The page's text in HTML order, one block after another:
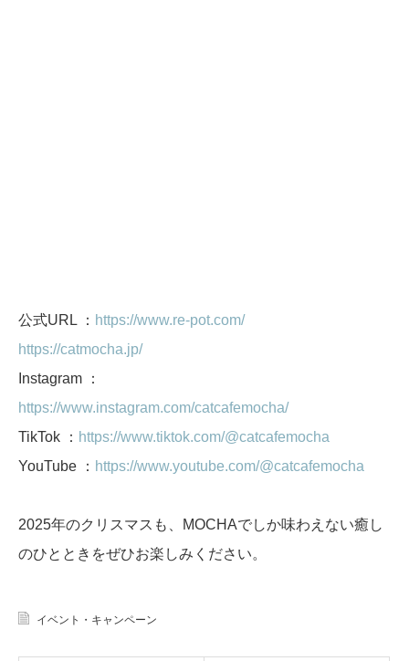
公式URL ： https://www.re-pot.com/
https://catmocha.jp/
Instagram ：
https://www.instagram.com/catcafemocha/
TikTok ： https://www.tiktok.com/@catcafemocha
YouTube ： https://www.youtube.com/@catcafemocha
2025年のクリスマスも、MOCHAでしか味わえない癒し
のひとときをぜひお楽しみください。
イベント・キャンペーン